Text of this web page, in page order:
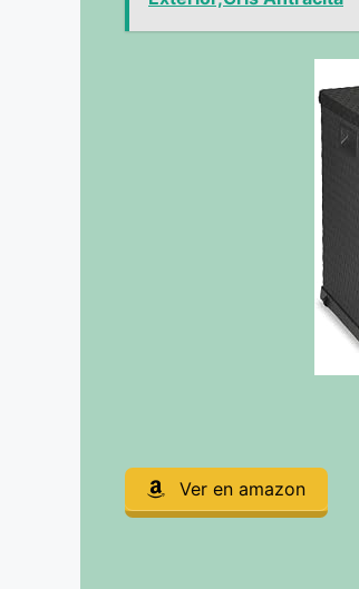
Ver en amazon